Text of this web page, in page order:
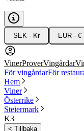
SEK - Kr EUR - €
VinerProverVingårdar
För vingårdarFör
Hem
Viner
Österrike
Steiermark
K3
< Tillbaka